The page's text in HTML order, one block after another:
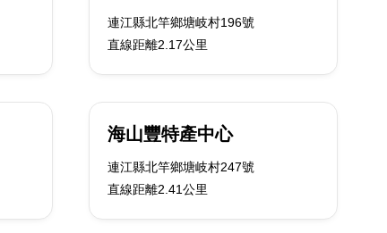
連江縣北竿鄉塘岐村196號
直線距離2.17公里
海山豐特產中心
連江縣北竿鄉塘岐村247號
直線距離2.41公里